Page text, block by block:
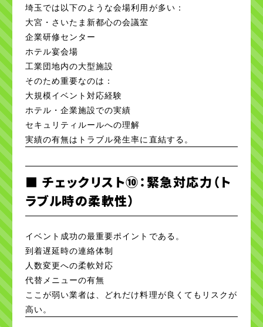
埼玉では以下のような会場利用が多い：
大宮・さいたま新都心の会議室
企業研修センター
ホテル宴会場
工業団地内の大型施設
そのため重要なのは：
大規模イベント対応経験
ホテル・企業施設での実績
セキュリティルールへの理解
実績の有無はトラブル発生率に直結する。
■ チェックリスト⑩：緊急対応力（ト
ラブル時の柔軟性）
イベント成功の最重要ポイントである。
到着遅延時の連絡体制
人数変更への柔軟対応
代替メニューの有無
ここが弱い業者は、どれだけ料理が良くてもリスクが
高い。